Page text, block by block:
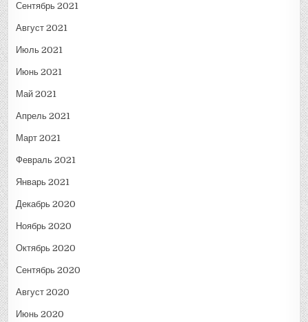
Сентябрь 2021
Август 2021
Июль 2021
Июнь 2021
Май 2021
Апрель 2021
Март 2021
Февраль 2021
Январь 2021
Декабрь 2020
Ноябрь 2020
Октябрь 2020
Сентябрь 2020
Август 2020
Июнь 2020